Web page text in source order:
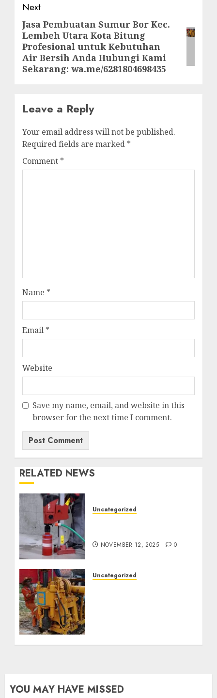
Next
Next
post:
Jasa Pembuatan Sumur Bor Kec.
Lembeh Utara Kota Bitung
Profesional untuk Kebutuhan
Air Bersih Anda Hubungi Kami
Sekarang: wa.me/6281804698435
Leave a Reply
Your email address will not be published.
Required fields are marked *
Comment *
Name *
Email *
Website
Save my name, email, and website in this
browser for the next time I comment.
RELATED NEWS
Uncategorized
NOVEMBER 12, 2025 0
Uncategorized
YOU MAY HAVE MISSED